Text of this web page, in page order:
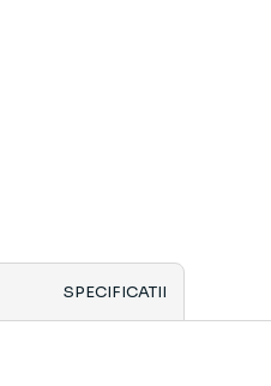
SPECIFICATII